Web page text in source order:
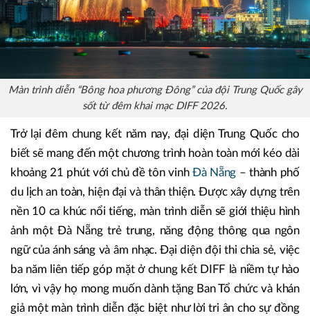
Màn trình diễn “Bông hoa phương Đông” của đội Trung Quốc gây
sốt từ đêm khai mạc DIFF 2026.
Trở lại đêm chung kết năm nay, đại diện Trung Quốc cho
biết sẽ mang đến một chương trình hoàn toàn mới kéo dài
khoảng 21 phút với chủ đề tôn vinh Đà Nẵng – thành phố
du lịch an toàn, hiện đại và thân thiện. Được xây dựng trên
nền 10 ca khúc nổi tiếng, màn trình diễn sẽ giới thiệu hình
ảnh một Đà Nẵng trẻ trung, năng động thông qua ngôn
ngữ của ánh sáng và âm nhạc. Đại diện đội thi chia sẻ, việc
ba năm liên tiếp góp mặt ở chung kết DIFF là niềm tự hào
lớn, vì vậy họ mong muốn dành tặng Ban Tổ chức và khán
giả một màn trình diễn đặc biệt như lời tri ân cho sự đồng